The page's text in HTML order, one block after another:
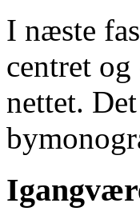
I næste
centret
nettet.